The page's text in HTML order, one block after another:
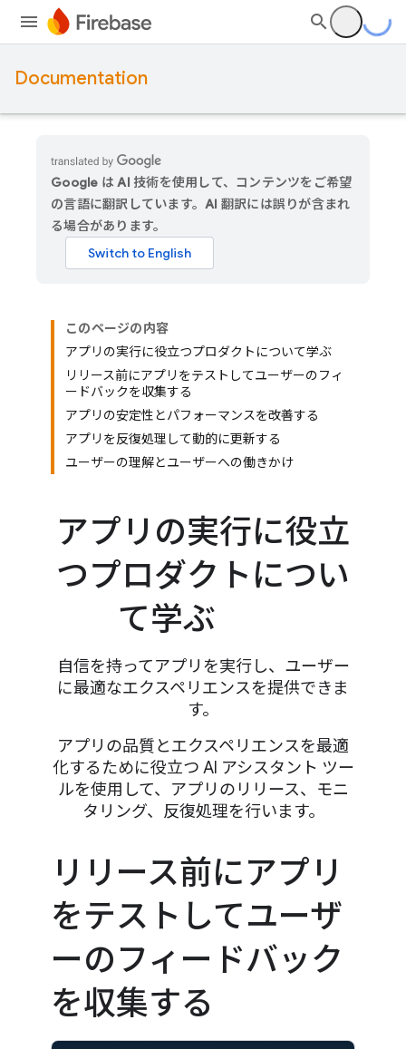
Documentation
Google は AI 技術を使用して、コンテンツをご希望
の言語に翻訳しています。AI 翻訳には誤りが含まれ
る場合があります。
このページの内容
アプリの実行に役立つプロダクトについて学ぶ
リリース前にアプリをテストしてユーザーのフィ
ードバックを収集する
アプリの安定性とパフォーマンスを改善する
アプリを反復処理して動的に更新する
ユーザーの理解とユーザーへの働きかけ
アプリの実行に役立
つプロダクトについ
て学ぶ
自信を持ってアプリを実行し、ユーザー
に最適なエクスペリエンスを提供できま
す。
アプリの品質とエクスペリエンスを最適
化するために役立つ AI アシスタント ツー
ルを使用して、アプリのリリース、モニ
タリング、反復処理を行います。
リリース前にアプリ
をテストしてユーザ
ーのフィードバック
を収集する